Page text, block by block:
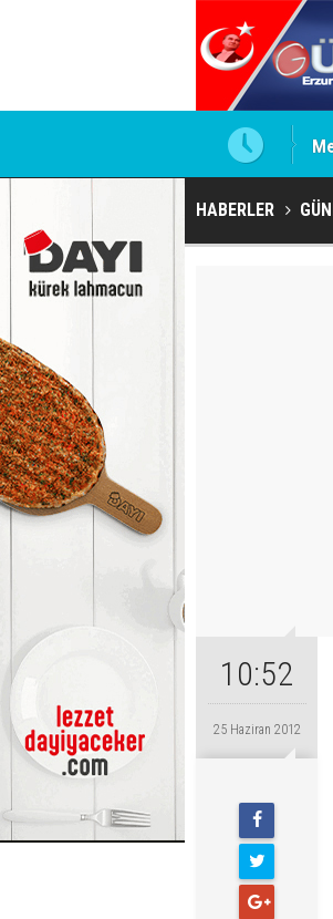
HABERLER
10:52
25 Haziran 2012